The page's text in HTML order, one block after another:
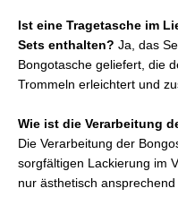
Ist eine Tragetasche im
Sets enthalten? Ja, das
Bongotasche geliefert, die
Trommeln erleichtert und
Wie ist die Verarbeitung
Die Verarbeitung der
sorgfältigen Lackierung im
nur ästhetisch